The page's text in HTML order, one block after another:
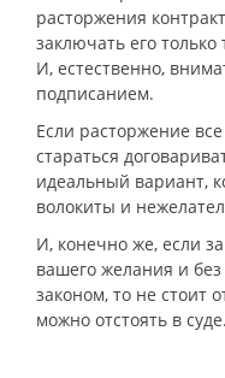
расторжения
заключать его только
И, естественно,
подписанием.
Если расторжение
стараться
идеальный вариант,
волокиты и
И, конечно же, если
вашего желания и
законом, то не стоит
можно отстоять в суде.